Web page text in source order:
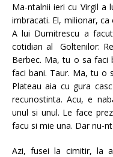
Ma-ntalnii ieri cu Virgil a
imbracati. El, milionar,
A lui Dumitrescu a
cotidian al Goltenilor:
Berbec. Ma, tu o sa faci
faci bani. Taur. Ma, tu o
Plateau aia cu gura
recunostinta. Acu, e
unul si unul. Le face
facu si mie una. Dar nu-
Azi, fusei la cimitir, la